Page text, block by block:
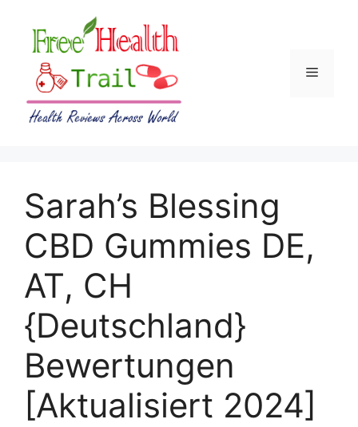
content
Menu
Sarah’s Blessing
CBD Gummies DE,
AT, CH
{Deutschland}
Bewertungen
[Aktualisiert 2024]